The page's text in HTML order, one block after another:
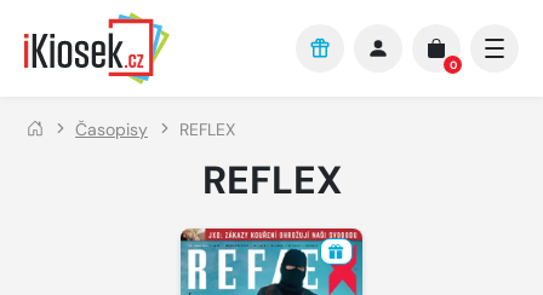
Přejít na hlavní obsah
0
Časopisy REFLEX
REFLEX